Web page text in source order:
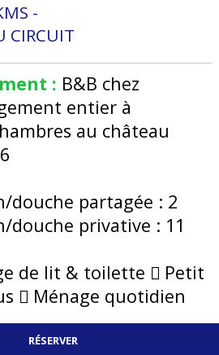
CIRCUIT
: B&B chez
entier à
au château
douche partagée : 2
douche privative : 11
de lit & toilette
Petit
Ménage quotidien
RÉSERVER